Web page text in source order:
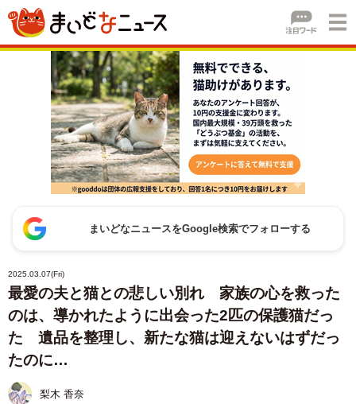
まいどなニュースをGoogle検索でフォローする
2025.03.07(Fri)
最愛の夫と猫との悲しい別れ 家族の心を救った
のは、導かれたように出会った2匹の保護猫だっ
た 遺品を整理し、新たな猫は迎えないはずだっ
たのに…
梨木 香奈